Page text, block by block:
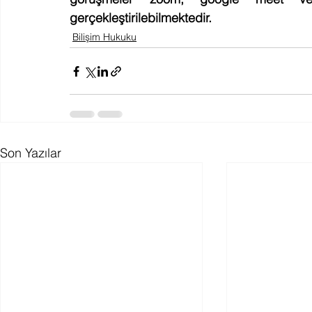
gerçekleştirilebilmektedir.
Bilişim Hukuku
Son Yazılar